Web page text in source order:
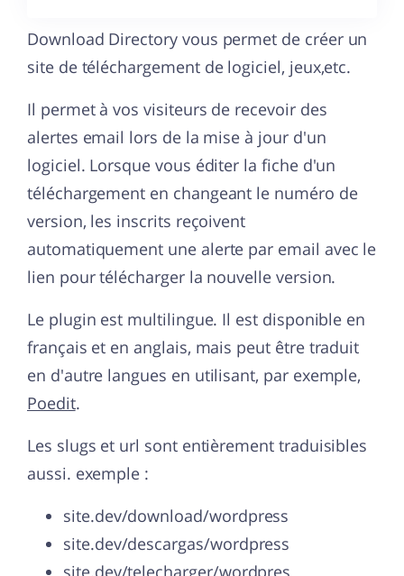
Download Directory vous permet de créer un
site de téléchargement de logiciel, jeux,etc.
Il permet à vos visiteurs de recevoir des
alertes email lors de la mise à jour d'un
logiciel. Lorsque vous éditer la fiche d'un
téléchargement en changeant le numéro de
version, les inscrits reçoivent
automatiquement une alerte par email avec le
lien pour télécharger la nouvelle version.
Le plugin est multilingue. Il est disponible en
français et en anglais, mais peut être traduit
en d'autre langues en utilisant, par exemple,
Poedit.
Les slugs et url sont entièrement traduisibles
aussi. exemple :
site.dev/download/wordpress
site.dev/descargas/wordpress
site.dev/telecharger/wordpres